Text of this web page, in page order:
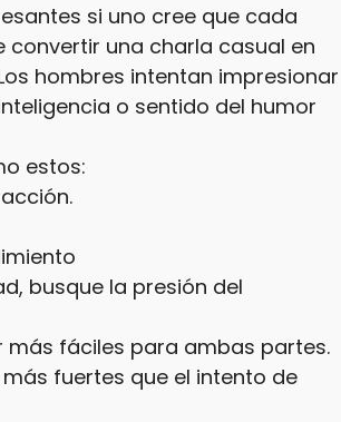
si uno cree que cada
convertir una charla casual en
hombres intentan impresionar
o sentido del humor
estos:
busque la presión del
más fáciles para ambas partes.
fuertes que el intento de